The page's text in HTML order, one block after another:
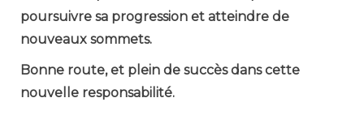
poursuivre sa progression et atteindre de
nouveaux sommets.
Bonne route, et plein de succès dans cette
nouvelle responsabilité.